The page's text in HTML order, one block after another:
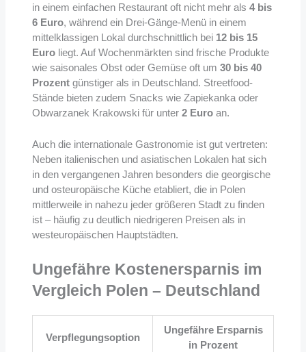
in einem einfachen Restaurant oft nicht mehr als 4 bis
6 Euro, während ein Drei-Gänge-Menü in einem
mittelklassigen Lokal durchschnittlich bei 12 bis 15
Euroliegt. Auf Wochenmärkten sind frische Produkte
wie saisonales Obst oder Gemüse oft um 30 bis 40
Prozentgünstiger als in Deutschland. Streetfood-
Stände bieten zudem Snacks wie Zapiekanka oder
Obwarzanek Krakowski für unter 2 Euroan.
Auch die internationale Gastronomie ist gut vertreten:
Neben italienischen und asiatischen Lokalen hat sich
in den vergangenen Jahren besonders die georgische
und osteuropäische Küche etabliert, die in Polen
mittlerweile in nahezu jeder größeren Stadt zu finden
ist – häufig zu deutlich niedrigeren Preisen als in
westeuropäischen Hauptstädten.
Ungefähre Kostenersparnis im
Vergleich Polen – Deutschland
Verpflegungsoption
Ungefähre Ersparnis
in Prozent